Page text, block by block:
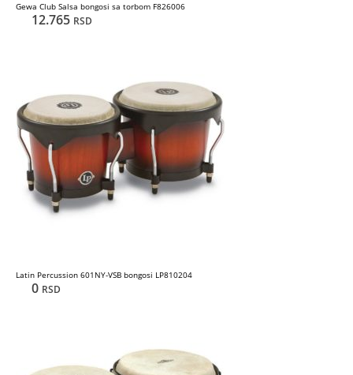
Gewa Club Salsa bongosi sa torbom F826006
12.765 RSD
Latin Percussion 601NY-VSB bongosi LP810204
0 RSD